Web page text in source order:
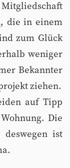
die in einem
zum Glück
weniger
Bekannter
ziehen.
auf Tipp
Die
ist